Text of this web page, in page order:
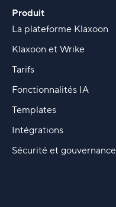
Produit
La plateforme Klaxoon
Klaxoon et Wrike
Tarifs
Fonctionnalités IA
Templates
Intégrations
Sécurité et gouvernance